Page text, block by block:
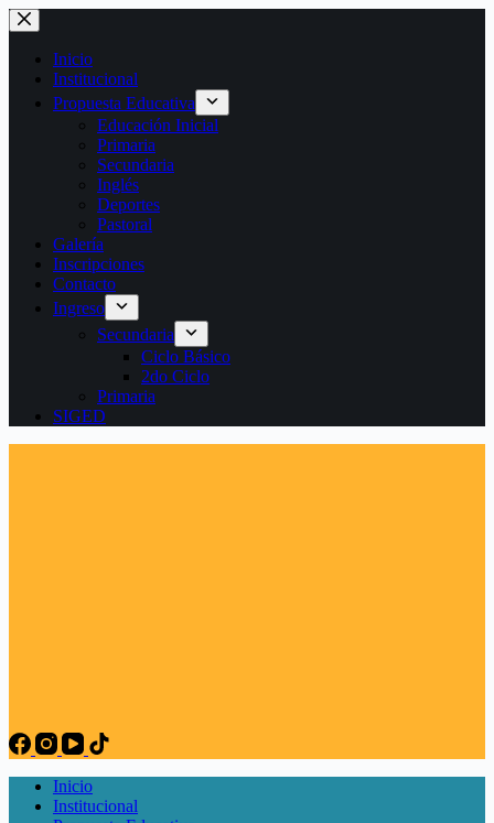
Saltar
al
contenido
Inicio
Institucional
Propuesta Educativa
Educación Inicial
Primaria
Secundaria
Inglés
Deportes
Pastoral
Galería
Inscripciones
Contacto
Ingreso
Secundaria
Ciclo Básico
2do Ciclo
Primaria
SIGED
Inicio
Institucional